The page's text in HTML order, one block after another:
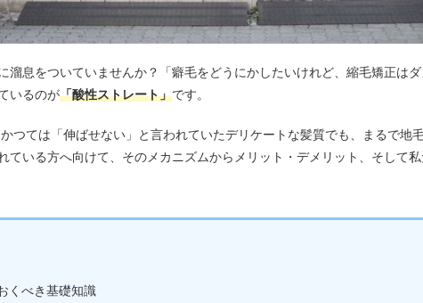
息をついていませんか？「癖毛をどうにかしたいけれど、縮毛矯正は
いるのが「酸性ストレート」です。
つては「伸ばせない」と言われていたデリケートな髪質でも、まるで地
いる方へ向けて、そのメカニズムからメリット・デメリット、そして
くべき基礎知識